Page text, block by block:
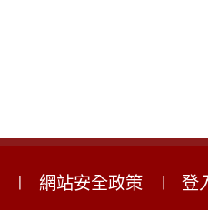
網站安全政策
登